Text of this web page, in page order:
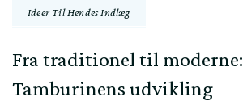
Ideer Til Hendes Indlæg
Fra traditionel til moderne:
Tamburinens udvikling